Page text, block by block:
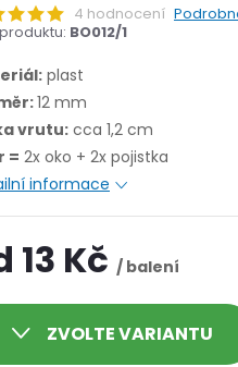
4 hodnocení
BO012/1
plast
12 mm
vrutu: cca 1,2 cm
= 2x oko + 2x pojistka
informace
13 Kč / balení
ZVOLTE VARIANTU